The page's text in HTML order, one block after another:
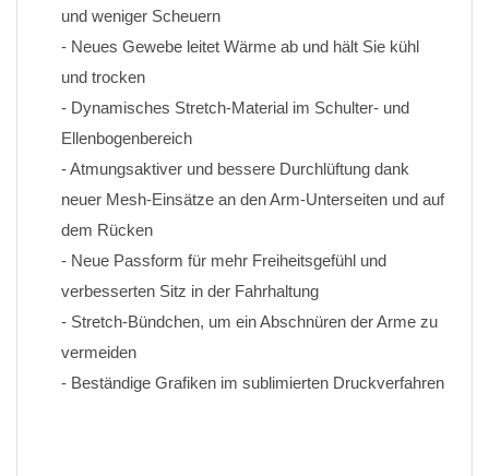
und weniger Scheuern
- Neues Gewebe leitet Wärme ab und hält Sie kühl
und trocken
- Dynamisches Stretch-Material im Schulter- und
Ellenbogenbereich
- Atmungsaktiver und bessere Durchlüftung dank
neuer Mesh-Einsätze an den Arm-Unterseiten und auf
dem Rücken
- Neue Passform für mehr Freiheitsgefühl und
verbesserten Sitz in der Fahrhaltung
- Stretch-Bündchen, um ein Abschnüren der Arme zu
vermeiden
- Beständige Grafiken im sublimierten Druckverfahren